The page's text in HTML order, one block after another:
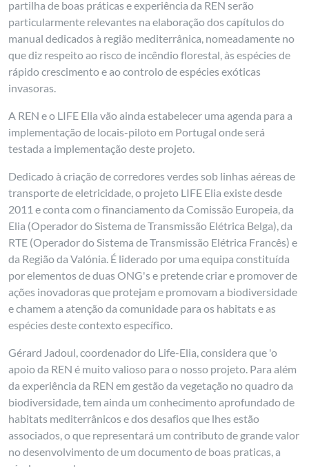
partilha de boas práticas e experiência da REN serão
particularmente relevantes na elaboração dos capítulos do
manual dedicados à região mediterrânica, nomeadamente no
que diz respeito ao risco de incêndio florestal, às espécies de
rápido crescimento e ao controlo de espécies exóticas
invasoras.
A REN e o LIFE Elia vão ainda estabelecer uma agenda para a
implementação de locais-piloto em Portugal onde será
testada a implementação deste projeto.
Dedicado à criação de corredores verdes sob linhas aéreas de
transporte de eletricidade, o projeto LIFE Elia existe desde
2011 e conta com o financiamento da Comissão Europeia, da
Elia (Operador do Sistema de Transmissão Elétrica Belga), da
RTE (Operador do Sistema de Transmissão Elétrica Francês) e
da Região da Valónia. É liderado por uma equipa constituída
por elementos de duas ONG's e pretende criar e promover de
ações inovadoras que protejam e promovam a biodiversidade
e chamem a atenção da comunidade para os habitats e as
espécies deste contexto específico.
Gérard Jadoul, coordenador do Life-Elia, considera que 'o
apoio da REN é muito valioso para o nosso projeto. Para além
da experiência da REN em gestão da vegetação no quadro da
biodiversidade, tem ainda um conhecimento aprofundado de
habitats mediterrânicos e dos desafios que lhes estão
associados, o que representará um contributo de grande valor
no desenvolvimento de um documento de boas praticas, a